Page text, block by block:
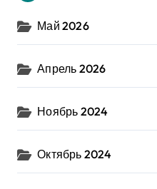
Май 2026
Апрель 2026
Ноябрь 2024
Октябрь 2024